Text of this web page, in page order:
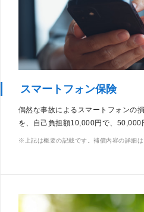
スマートフォン保険
偶然な事故によるスマートフォンの
を、自己負担額10,000円で、50,000
上記は概要の記載です。補償内容の詳細